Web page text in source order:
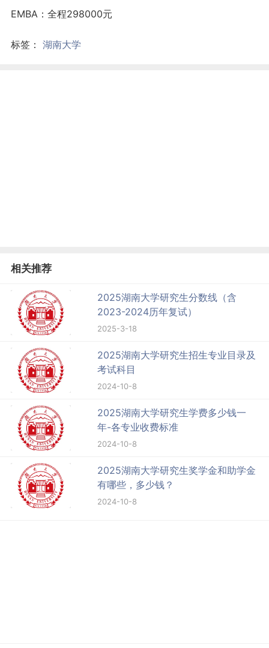
EMBA：全程298000元
标签： 湖南大学
相关推荐
2025湖南大学研究生分数线（含
2023-2024历年复试）
2025-3-18
2025湖南大学研究生招生专业目录及
考试科目
2024-10-8
2025湖南大学研究生学费多少钱一
年-各专业收费标准
2024-10-8
2025湖南大学研究生奖学金和助学金
有哪些，多少钱？
2024-10-8